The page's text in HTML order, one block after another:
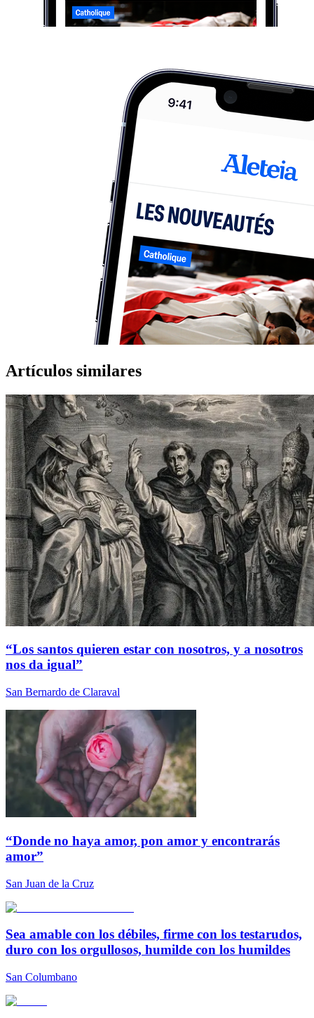
Artículos similares
“Los santos quieren estar con nosotros, y a nosotros
nos da igual”
San Bernardo de Claraval
“Donde no haya amor, pon amor y encontrarás
amor”
San Juan de la Cruz
Sea amable con los débiles, firme con los testarudos,
duro con los orgullosos, humilde con los humildes
San Columbano